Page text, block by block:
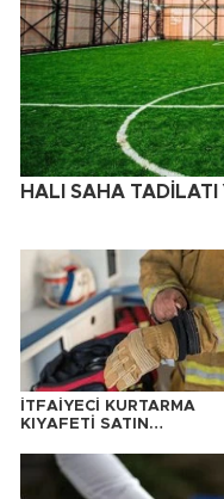
HALI SAHA TADİLATI
İTFAİYECİ KURTARMA
KIYAFETİ SATIN